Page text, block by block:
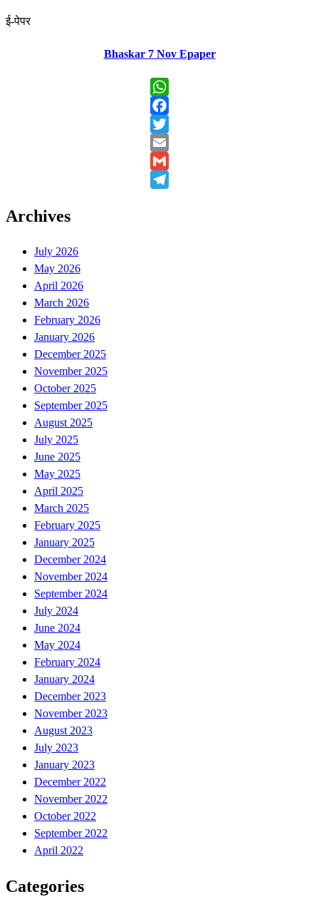
ई-पेपर
Bhaskar 7 Nov Epaper
WhatsApp
Facebook
Twitter
Email
Gmail
Archives
July 2026
May 2026
April 2026
March 2026
February 2026
January 2026
December 2025
November 2025
October 2025
September 2025
August 2025
July 2025
June 2025
May 2025
April 2025
March 2025
February 2025
January 2025
December 2024
November 2024
September 2024
July 2024
June 2024
May 2024
February 2024
January 2024
December 2023
November 2023
August 2023
July 2023
January 2023
December 2022
November 2022
October 2022
September 2022
April 2022
Categories